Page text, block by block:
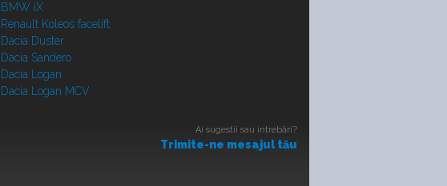
BMW iX
Renault Koleos facelift
Dacia Duster
Dacia Sandero
Dacia Logan
Dacia Logan MCV
Ai sugestii sau intrebări?
Trimite-ne mesajul tău